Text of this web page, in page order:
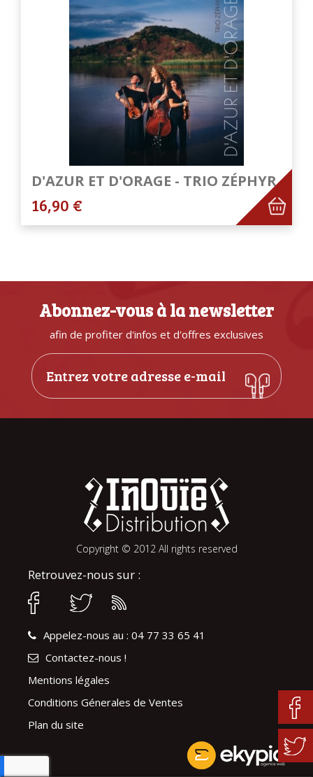
D'AZUR ET D'ORAGE - TRIO ZÉPHYR
16,90 €
Abonnez-vous à la newsletter
afin de profiter d'infos et d'offres exclusives
Copyright © 2012 All rights reserved
Retrouvez-nous sur :
Appelez-nous au : 04 77 33 65 41
Contactez-nous !
Mentions légales
Conditions Génerales de Ventes
Plan du site